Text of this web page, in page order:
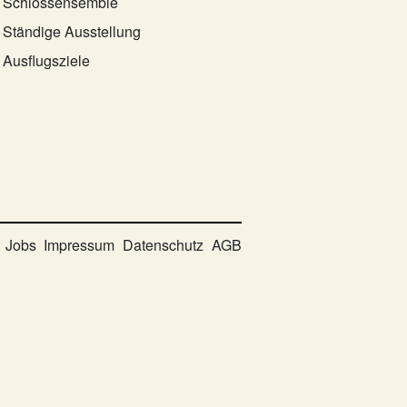
Ständige Ausstellung
Ausflugsziele
Jobs Impressum Datenschutz AGB